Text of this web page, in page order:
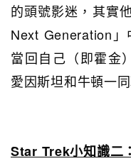
的頭號影迷，其實
Next Generation
當回自己（即霍金
愛因斯坦和牛頓一
Star Trek小知識二